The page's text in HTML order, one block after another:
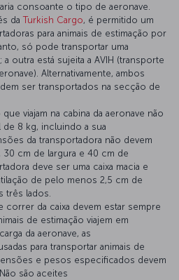
consoante o tipo de aeronave.
daTurkish Cargo, é permitido um
para animais de estimação por
só pode transportar uma
outra está sujeita a AVIH (transporte
Alternativamente, ambos
ser transportados na secção de
viajam na cabina da aeronave não
8 kg, incluindo a sua
da transportadora não devem
30 cm de largura e 40 cm de
deve ser uma caixa macia e
de pelo menos 2,5 cm de
três lados.
correr da caixa devem estar sempre
de estimação viajem em
da aeronave, as
para transportar animais de
e pesos especificados devem
são aceites